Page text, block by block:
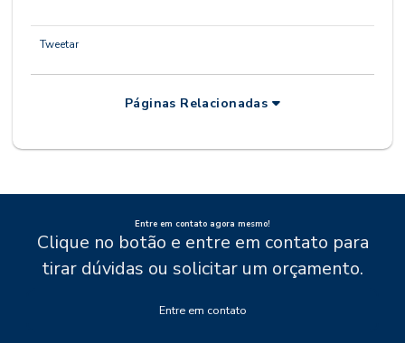
Tweetar
Páginas Relacionadas
Entre em contato agora mesmo!
Clique no botão e entre em contato para
tirar dúvidas ou solicitar um orçamento.
Entre em contato